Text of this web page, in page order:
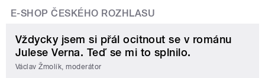
E-SHOP ČESKÉHO ROZHLASU
Vždycky jsem si přál ocitnout se v románu
Julese Verna. Teď se mi to splnilo.
Václav Žmolík, moderátor